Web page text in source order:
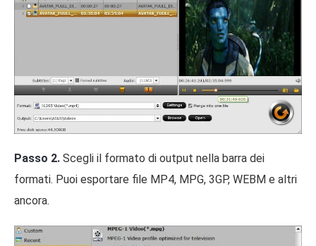
Passo 2. Scegli il formato di output nella barra dei
formati. Puoi esportare file MP4, MPG, 3GP, WEBM e altri
ancora.